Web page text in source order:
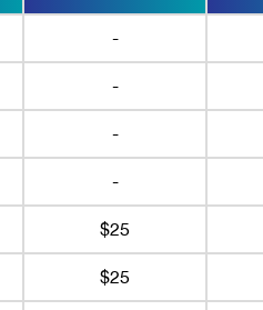
-
-
-
-
$25
$25